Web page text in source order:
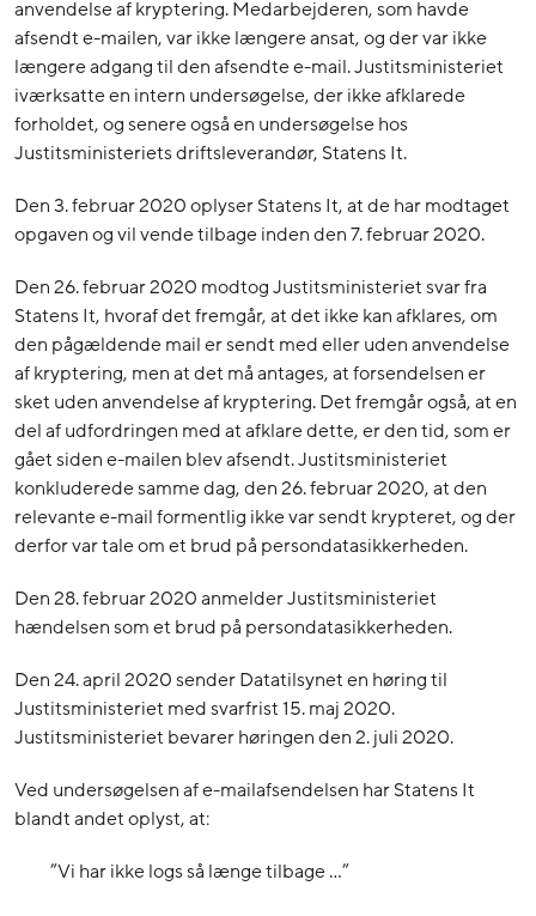
anvendelse af kryptering. Medarbejderen, som havde
afsendt e-mailen, var ikke længere ansat, og der var ikke
længere adgang til den afsendte e-mail. Justitsministeriet
iværksatte en intern undersøgelse, der ikke afklarede
forholdet, og senere også en undersøgelse hos
Justitsministeriets driftsleverandør, Statens It.
Den 3. februar 2020 oplyser Statens It, at de har modtaget
opgaven og vil vende tilbage inden den 7. februar 2020.
Den 26. februar 2020 modtog Justitsministeriet svar fra
Statens It, hvoraf det fremgår, at det ikke kan afklares, om
den pågældende mail er sendt med eller uden anvendelse
af kryptering, men at det må antages, at forsendelsen er
sket uden anvendelse af kryptering. Det fremgår også, at en
del af udfordringen med at afklare dette, er den tid, som er
gået siden e-mailen blev afsendt. Justitsministeriet
konkluderede samme dag, den 26. februar 2020, at den
relevante e-mail formentlig ikke var sendt krypteret, og der
derfor var tale om et brud på persondatasikkerheden.
Den 28. februar 2020 anmelder Justitsministeriet
hændelsen som et brud på persondatasikkerheden.
Den 24. april 2020 sender Datatilsynet en høring til
Justitsministeriet med svarfrist 15. maj 2020.
Justitsministeriet bevarer høringen den 2. juli 2020.
Ved undersøgelsen af e-mailafsendelsen har Statens It
blandt andet oplyst, at:
”Vi har ikke logs så længe tilbage …”